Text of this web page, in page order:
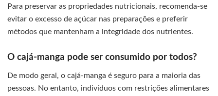
Para preservar as propriedades nutricionais, recomenda-se
evitar o excesso de açúcar nas preparações e preferir
métodos que mantenham a integridade dos nutrientes.
O cajá-manga pode ser consumido por todos?
De modo geral, o cajá-manga é seguro para a maioria das
pessoas. No entanto, indivíduos com restrições alimentares